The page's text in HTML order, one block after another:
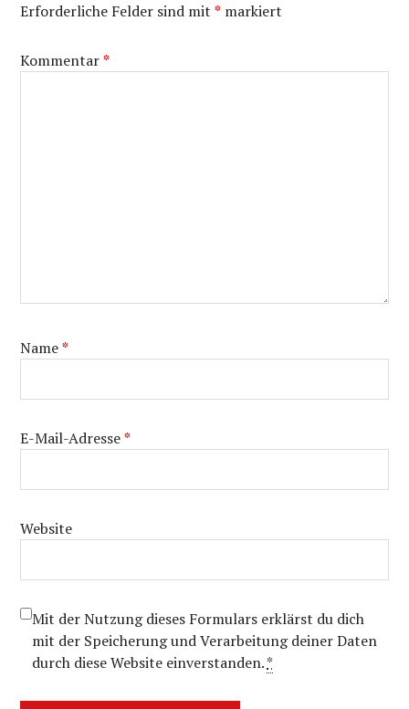
Erforderliche Felder sind mit* markiert
Kommentar*
Name*
E-Mail-Adresse*
Website
Mit der Nutzung dieses Formulars erklärst du dich
mit der Speicherung und Verarbeitung deiner Daten
durch diese Website einverstanden.*